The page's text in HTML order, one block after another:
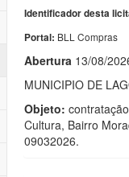
Identificador desta
Portal: BLL Compras
Abertura 13/08/
MUNICIPIO DE
Objeto:
Cultura, Bairro
09032026.